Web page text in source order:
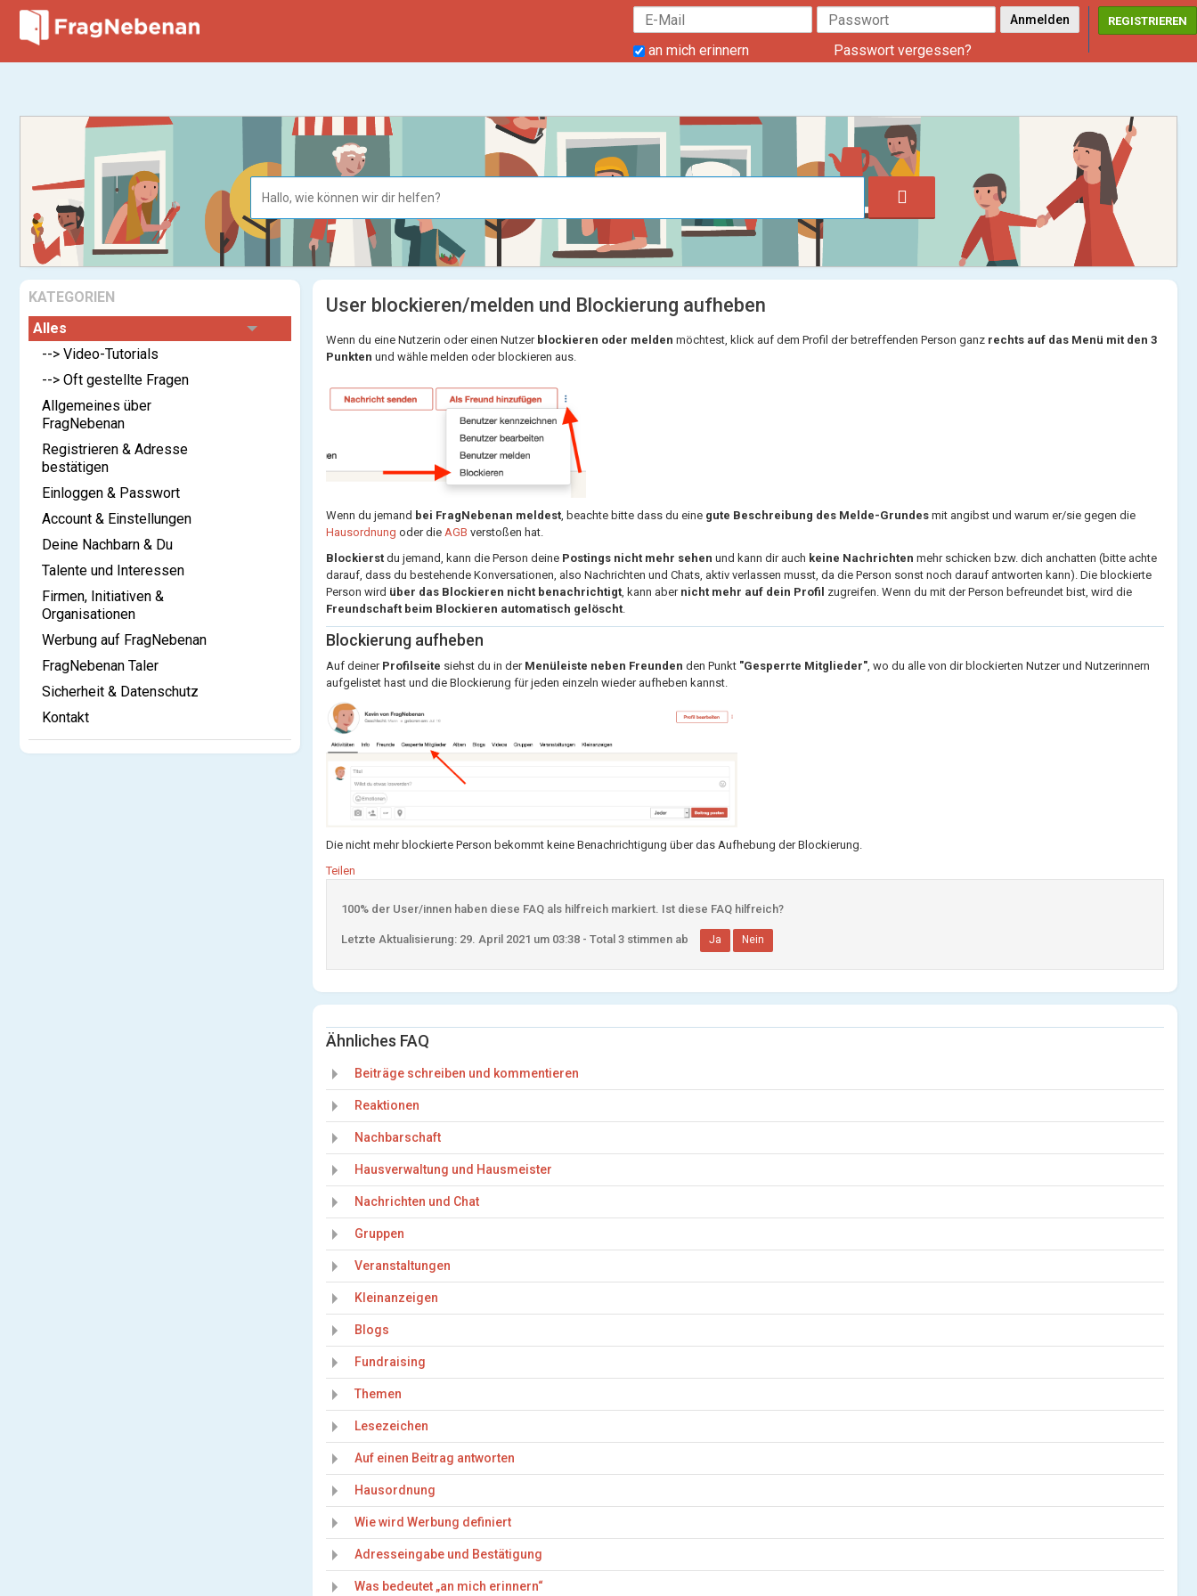
an mich erinnern Passwort vergessen?
REGISTRIEREN
KATEGORIEN
Alles
--> Video-Tutorials
--> Oft gestellte Fragen
Allgemeines über
FragNebenan
Registrieren & Adresse
bestätigen
Einloggen & Passwort
Account & Einstellungen
Deine Nachbarn & Du
Talente und Interessen
Firmen, Initiativen &
Organisationen
Werbung auf FragNebenan
FragNebenan Taler
Sicherheit & Datenschutz
Kontakt
User blockieren/melden und Blockierung aufheben
Wenn du eine Nutzerin oder einen Nutzer blockieren oder melden möchtest, klick auf dem Profil der betreffenden Person ganz rechts auf das Menü mit den 3
Punkten und wähle melden oder blockieren aus.
Wenn du jemand bei FragNebenan meldest, beachte bitte dass du eine gute Beschreibung des Melde-Grundesmit angibst und warum er/sie gegen die
Hausordnung oder die AGB verstoßen hat.
Blockierstdu jemand, kann die Person deine Postings nicht mehr sehen und kann dir auch keine Nachrichten mehr schicken bzw. dich anchatten (bitte achte
darauf, dass du bestehende Konversationen, also Nachrichten und Chats, aktiv verlassen musst, da die Person sonst noch darauf antworten kann). Die blockierte
Person wird über das Blockieren nicht benachrichtigt, kann aber nicht mehr auf dein Profil zugreifen. Wenn du mit der Person befreundet bist, wird die
Freundschaft beim Blockieren automatisch gelöscht.
Blockierung aufheben
Auf deiner Profilseite siehst du in der Menüleiste neben Freunden den Punkt "Gesperrte Mitglieder", wo du alle von dir blockierten Nutzer und Nutzerinnern
aufgelistet hast und die Blockierung für jeden einzeln wieder aufheben kannst.
Die nicht mehr blockierte Person bekommt keine Benachrichtigung über das Aufhebung der Blockierung.
Teilen
100% der User/innen haben diese FAQ als hilfreich markiert. Ist diese FAQ hilfreich?
Letzte Aktualisierung: 29. April 2021 um 03:38 - Total 3 stimmen ab Ja Nein
Ähnliches FAQ
Beiträge schreiben und kommentieren
Reaktionen
Nachbarschaft
Hausverwaltung und Hausmeister
Nachrichten und Chat
Gruppen
Veranstaltungen
Kleinanzeigen
Blogs
Fundraising
Themen
Lesezeichen
Auf einen Beitrag antworten
Hausordnung
Wie wird Werbung definiert
Adresseingabe und Bestätigung
Was bedeutet „an mich erinnern“